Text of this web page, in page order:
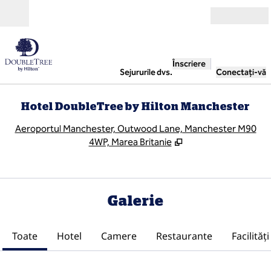
Sejururile dvs.
Înscriere
Conectați-vă
Hotel DoubleTree by Hilton Manchester
Aeroportul Manchester, Outwood Lane, Manchester M90
4WP, Marea Britanie
Galerie
Toate Hotel Camere Restaurante Facilităţi